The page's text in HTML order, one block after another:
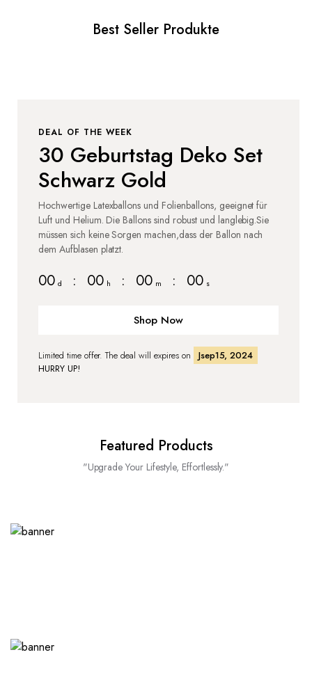
Best Seller Produkte
DEAL OF THE WEEK
30 Geburtstag Deko Set
Schwarz Gold
Hochwertige Latexballons und Folienballons, geeignet für
Luft und Helium. Die Ballons sind robust und langlebig.Sie
müssen sich keine Sorgen machen,dass der Ballon nach
dem Aufblasen platzt.
00 d : 00 h : 00 m : 00 s
Shop Now
Limited time offer. The deal will expires on
Jsep15, 2024
HURRY UP!
Featured Products
"Upgrade Your Lifestyle, Effortlessly."